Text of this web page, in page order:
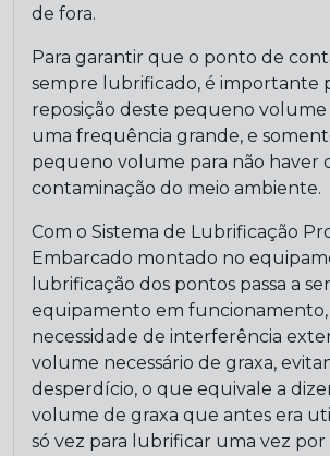
de fora.
Para garantir que o ponto de
sempre lubrificado, é importante
reposição deste pequeno volume
uma frequência grande, e
pequeno volume para não haver
contaminação do meio ambiente.
Com o Sistema de Lubrificação
Embarcado montado no
lubrificação dos pontos passa a
equipamento em funcionamento,
necessidade de interferência
volume necessário de graxa,
desperdício, o que equivale a
volume de graxa que antes era
só vez para lubrificar uma vez por